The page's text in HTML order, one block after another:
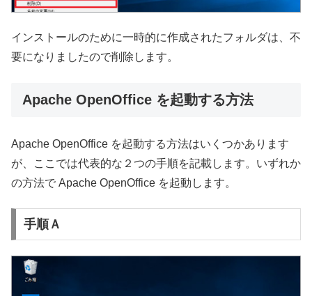
インストールのために一時的に作成されたフォルダは、不
要になりましたので削除します。
Apache OpenOffice を起動する方法
Apache OpenOffice を起動する方法はいくつかあります
が、ここでは代表的な２つの手順を記載します。いずれか
の方法で Apache OpenOffice を起動します。
手順Ａ